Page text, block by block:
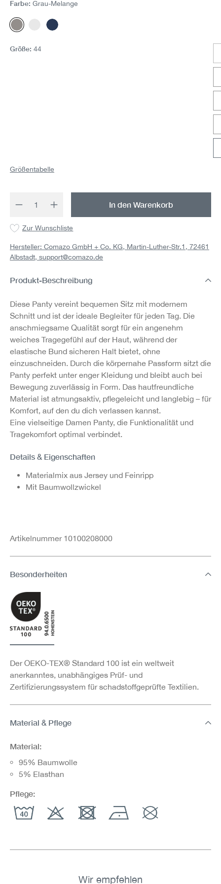
Farbe: Grau-Melange
Grau-Melange
WeissIndigo
Größe: 44
Größentabelle
Produkt Anzahl: Gib den gewünschten
In den Warenkorb
Zur Wunschliste
Hersteller: Comazo GmbH + Co. KG, Martin-Luther-Str.1, 72461
Albstadt, support@comazo.de
Produkt-Beschreibung
Diese Panty vereint bequemen Sitz mit modernem
Schnitt und ist der ideale Begleiter für jeden Tag. Die
anschmiegsame Qualität sorgt für ein angenehm
weiches Tragegefühl auf der Haut, während der
elastische Bund sicheren Halt bietet, ohne
einzuschneiden. Durch die körpernahe Passform sitzt die
Panty perfekt unter enger Kleidung und bleibt auch bei
Bewegung zuverlässig in Form. Das hautfreundliche
Material ist atmungsaktiv, pflegeleicht und langlebig – für
Komfort, auf den du dich verlassen kannst.
Eine vielseitige Damen Panty, die Funktionalität und
Tragekomfort optimal verbindet.
Details & Eigenschaften
Materialmix aus Jersey und Feinripp
Mit Baumwollzwickel
Artikelnummer 10100208000
Besonderheiten
Der OEKO-TEX® Standard 100 ist ein weltweit
anerkanntes, unabhängiges Prüf- und
Zertifizierungssystem für schadstoffgeprüfte Textilien.
Material & Pflege
Material:
95% Baumwolle
5% Elasthan
Pflege:
Wir empfehlen